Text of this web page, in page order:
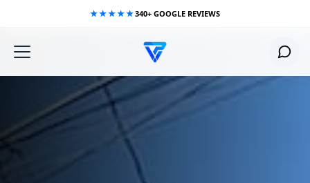
contenu
★★★★★340+ GOOGLE REVIEWS